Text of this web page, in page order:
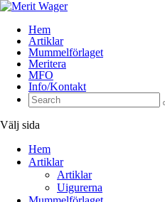
Hem
Artiklar
Mummelförlaget
Meritera
MFO
Info/Kontakt
Välj sida
Hem
Artiklar
Artiklar
Uigurerna